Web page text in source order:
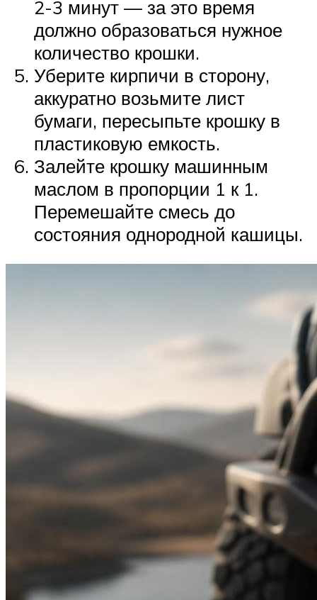
2-3 минут — за это время
должно образоваться нужное
количество крошки.
Уберите кирпичи в сторону,
аккуратно возьмите лист
бумаги, пересыпьте крошку в
пластиковую емкость.
Залейте крошку машинным
маслом в пропорции 1 к 1.
Перемешайте смесь до
состояния однородной кашицы.